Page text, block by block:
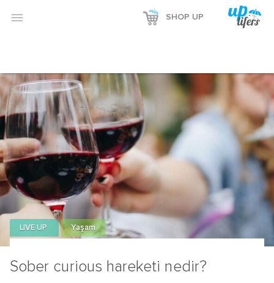
Reklamı Göster
Reklamı Gizle
 SHOP UP
Sober curious hareketi nedir?
LIVE UP Yaşam